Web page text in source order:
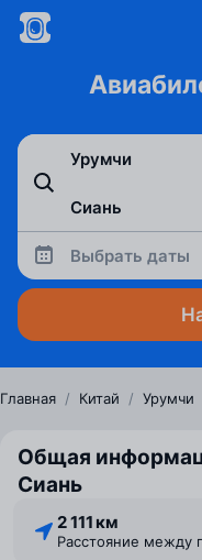
Выбрать даты
Главная / Китай / Урумчи
Общая
Сиань
2 111 км
Расстояние между